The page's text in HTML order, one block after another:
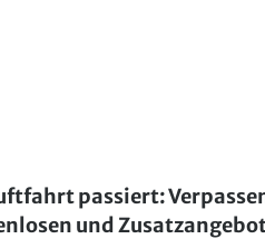
passiert:
und